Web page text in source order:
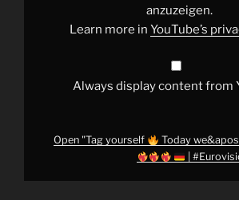
anzuzeigen.
Learn more in YouTube’s
Always display content from
Open "Tag yourself
Today
|